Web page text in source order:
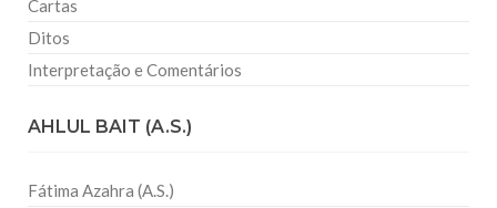
Cartas
Ditos
Interpretação e Comentários
AHLUL BAIT (A.S.)
Fátima Azahra (A.S.)